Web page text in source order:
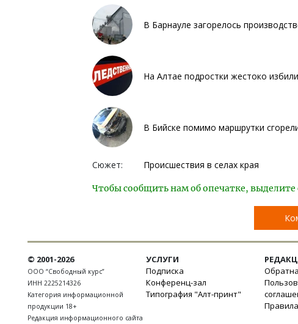
В Барнауле загорелось
На Алтае подростки жестоко
В Бийске помимо маршрутки
Сюжет: Происшествия в селах края
Чтобы сообщить нам об опечатке,
© 2001-2026
ООО “Свободный курс”
ИНН 2225214326
Категория информационной
продукции 18+
Редакция информационного сайта
УСЛУГИ
Подписка
Конференц-зал
Типография "Алт-принт"